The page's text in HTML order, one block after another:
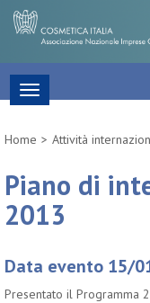
Toggle
navigation
Home
Attività
Piano di
2013
Data evento 15/
Presentato il Programma